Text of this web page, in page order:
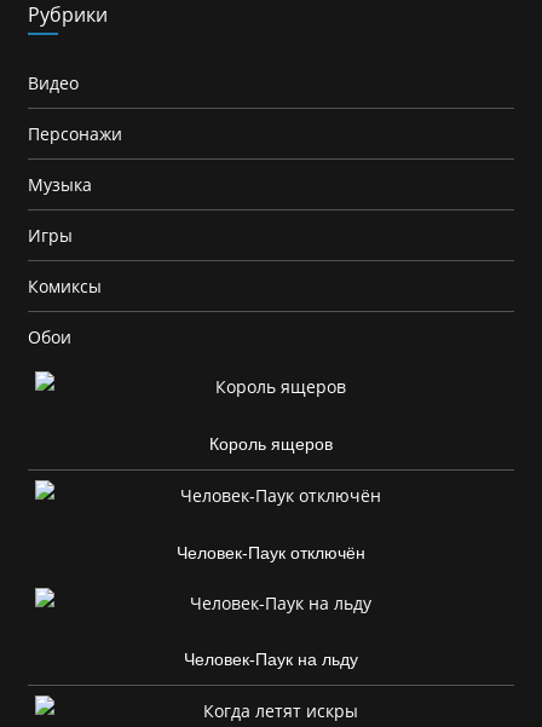
Рубрики
Видео
Персонажи
Музыка
Игры
Комиксы
Обои
Король ящеров
Человек-Паук отключён
Человек-Паук на льду